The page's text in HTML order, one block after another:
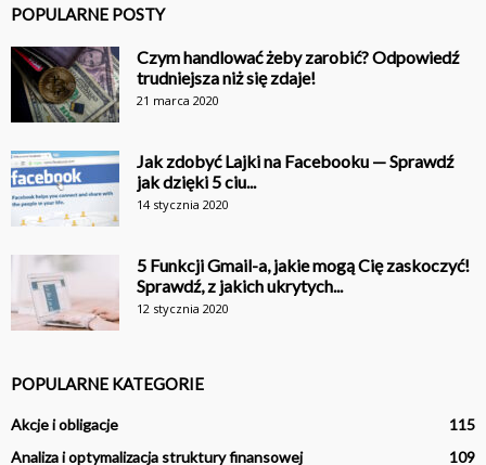
POPULARNE POSTY
Czym handlować żeby zarobić? Odpowiedź
trudniejsza niż się zdaje!
21 marca 2020
Jak zdobyć Lajki na Facebooku — Sprawdź
jak dzięki 5 ciu...
14 stycznia 2020
5 Funkcji Gmail-a, jakie mogą Cię zaskoczyć!
Sprawdź, z jakich ukrytych...
12 stycznia 2020
POPULARNE KATEGORIE
Akcje i obligacje
115
Analiza i optymalizacja struktury finansowej
109